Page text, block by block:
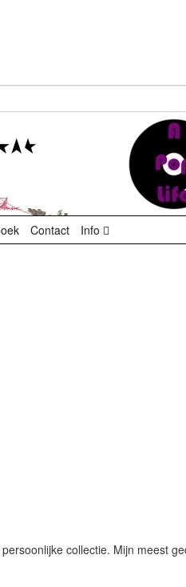
Contact Info
collectie. Mijn meest